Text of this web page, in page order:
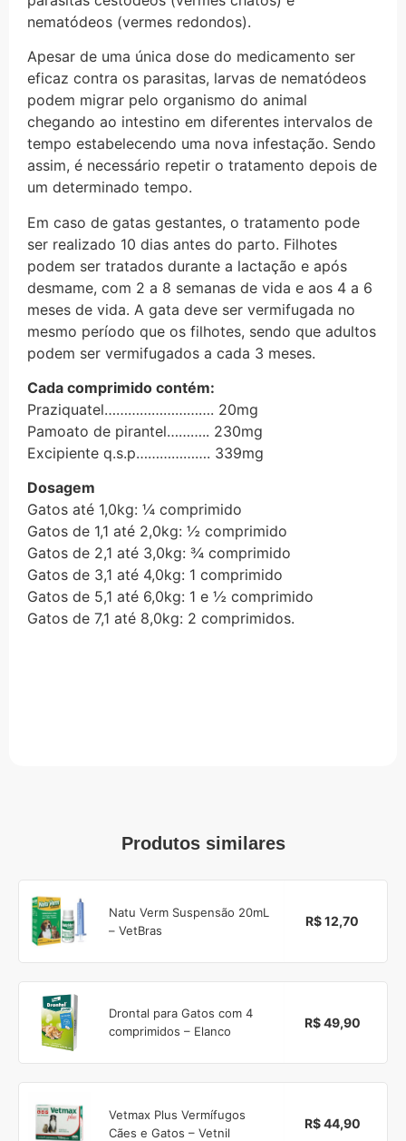
nematódeos (vermes redondos).
Apesar de uma única dose do medicamento ser
eficaz contra os parasitas, larvas de nematódeos
podem migrar pelo organismo do animal
chegando ao intestino em diferentes intervalos de
tempo estabelecendo uma nova infestação. Sendo
assim, é necessário repetir o tratamento depois de
um determinado tempo.
Em caso de gatas gestantes, o tratamento pode
ser realizado 10 dias antes do parto. Filhotes
podem ser tratados durante a lactação e após
desmame, com 2 a 8 semanas de vida e aos 4 a 6
meses de vida. A gata deve ser vermifugada no
mesmo período que os filhotes, sendo que adultos
podem ser vermifugados a cada 3 meses.
Cada comprimido contém:
Praziquatel………………………. 20mg
Pamoato de pirantel……….. 230mg
Excipiente q.s.p………………. 339mg
Dosagem
Gatos até 1,0kg: ¼ comprimido
Gatos de 1,1 até 2,0kg: ½ comprimido
Gatos de 2,1 até 3,0kg: ¾ comprimido
Gatos de 3,1 até 4,0kg: 1 comprimido
Gatos de 5,1 até 6,0kg: 1 e ½ comprimido
Gatos de 7,1 até 8,0kg: 2 comprimidos.
Produtos similares
Natu Verm Suspensão 20mL
– VetBras
R$ 12,70
Drontal para Gatos com 4
comprimidos – Elanco
R$ 49,90
Vetmax Plus Vermífugos
Cães e Gatos – Vetnil
R$ 44,90